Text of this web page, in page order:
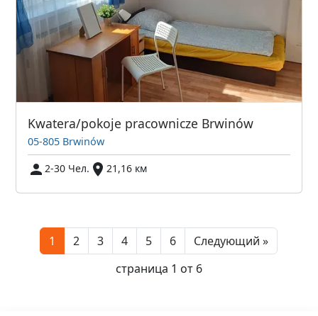
Kwatera/pokoje pracownicze Brwinów
05-805 Brwinów
2-30 Чел.
21,16 км
1 2 3 4 5 6 Следующий »Next
страница 1 от 6